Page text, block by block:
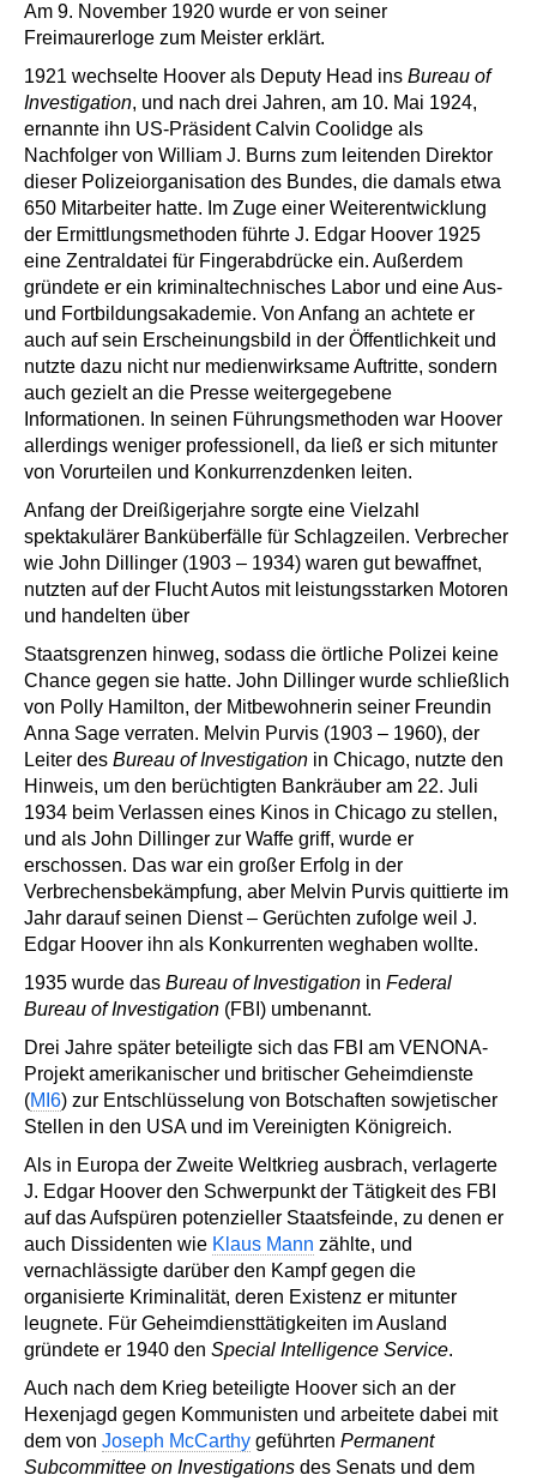
Am 9. November 1920 wurde er von seiner
Freimaurerloge zum Meister erklärt.
1921 wechselte Hoover als Deputy Head ins Bureau of
Investigation, und nach drei Jahren, am 10. Mai 1924,
ernannte ihn US-Präsident Calvin Coolidge als
Nachfolger von William J. Burns zum leitenden Direktor
dieser Polizeiorganisation des Bundes, die damals etwa
650 Mitarbeiter hatte. Im Zuge einer Weiterentwicklung
der Ermittlungsmethoden führte J. Edgar Hoover 1925
eine Zentraldatei für Fingerabdrücke ein. Außerdem
gründete er ein kriminaltechnisches Labor und eine Aus-
und Fortbildungsakademie. Von Anfang an achtete er
auch auf sein Erscheinungsbild in der Öffentlichkeit und
nutzte dazu nicht nur medienwirksame Auftritte, sondern
auch gezielt an die Presse weitergegebene
Informationen. In seinen Führungsmethoden war Hoover
allerdings weniger professionell, da ließ er sich mitunter
von Vorurteilen und Konkurrenzdenken leiten.
Anfang der Dreißigerjahre sorgte eine Vielzahl
spektakulärer Banküberfälle für Schlagzeilen. Verbrecher
wie John Dillinger (1903 – 1934) waren gut bewaffnet,
nutzten auf der Flucht Autos mit leistungsstarken Motoren
und handelten über
Staatsgrenzen hinweg, sodass die örtliche Polizei keine
Chance gegen sie hatte. John Dillinger wurde schließlich
von Polly Hamilton, der Mitbewohnerin seiner Freundin
Anna Sage verraten. Melvin Purvis (1903 – 1960), der
Leiter des Bureau of Investigation in Chicago, nutzte den
Hinweis, um den berüchtigten Bankräuber am 22. Juli
1934 beim Verlassen eines Kinos in Chicago zu stellen,
und als John Dillinger zur Waffe griff, wurde er
erschossen. Das war ein großer Erfolg in der
Verbrechensbekämpfung, aber Melvin Purvis quittierte im
Jahr darauf seinen Dienst – Gerüchten zufolge weil J.
Edgar Hoover ihn als Konkurrenten weghaben wollte.
1935 wurde das Bureau of Investigation in Federal
Bureau of Investigation (FBI) umbenannt.
Drei Jahre später beteiligte sich das FBI am VENONA-
Projekt amerikanischer und britischer Geheimdienste
(MI6) zur Entschlüsselung von Botschaften sowjetischer
Stellen in den USA und im Vereinigten Königreich.
Als in Europa der Zweite Weltkrieg ausbrach, verlagerte
J. Edgar Hoover den Schwerpunkt der Tätigkeit des FBI
auf das Aufspüren potenzieller Staatsfeinde, zu denen er
auch Dissidenten wie Klaus Mann zählte, und
vernachlässigte darüber den Kampf gegen die
organisierte Kriminalität, deren Existenz er mitunter
leugnete. Für Geheimdiensttätigkeiten im Ausland
gründete er 1940 den Special Intelligence Service.
Auch nach dem Krieg beteiligte Hoover sich an der
Hexenjagd gegen Kommunisten und arbeitete dabei mit
dem von Joseph McCarthy geführten Permanent
Subcommittee on Investigations des Senats und dem